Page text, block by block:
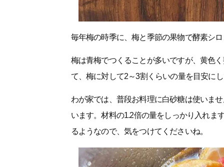
毎年梅の時季に、梅と季節の果物で酵素シ
梅は青梅でつくることが多いですが、黄色
て、梅に対して2～3割くらいの量を目安に
わが家では、普段お料理に白砂糖は使いま
います。材料の1.2倍の量をしっかり入れま
るようなので、気をつけてくださいね。